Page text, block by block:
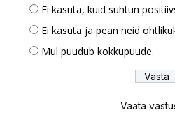
Ei kasuta, kuid suhtun
Ei kasuta ja pean neid
Mul puudub kokkupuude.
Vaata